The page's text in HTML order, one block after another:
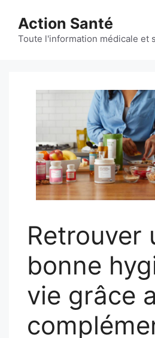
contenu
Action Santé
Toute l'information médicale et
Retrouver
bonne
vie grâce